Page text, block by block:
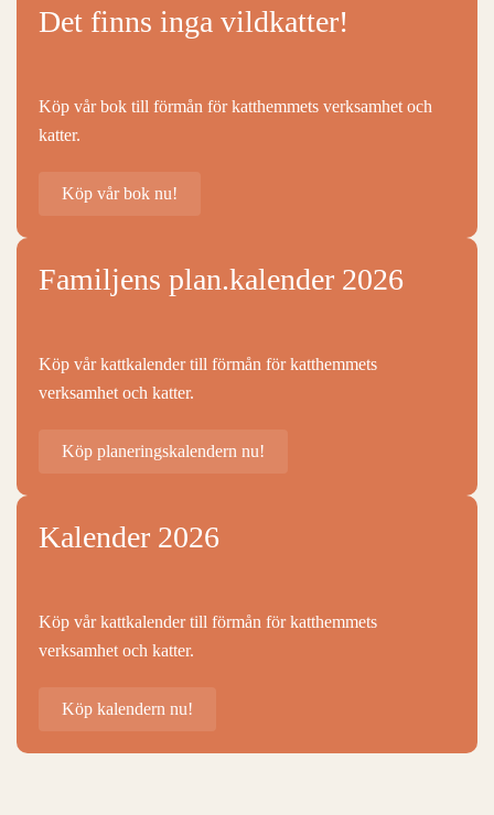
Det finns inga vildkatter!
Köp vår bok till förmån för katthemmets verksamhet och
katter.
Köp vår bok nu!
Familjens plan.kalender 2026
Köp vår kattkalender till förmån för katthemmets
verksamhet och katter.
Köp planeringskalendern nu!
Kalender 2026
Köp vår kattkalender till förmån för katthemmets
verksamhet och katter.
Köp kalendern nu!